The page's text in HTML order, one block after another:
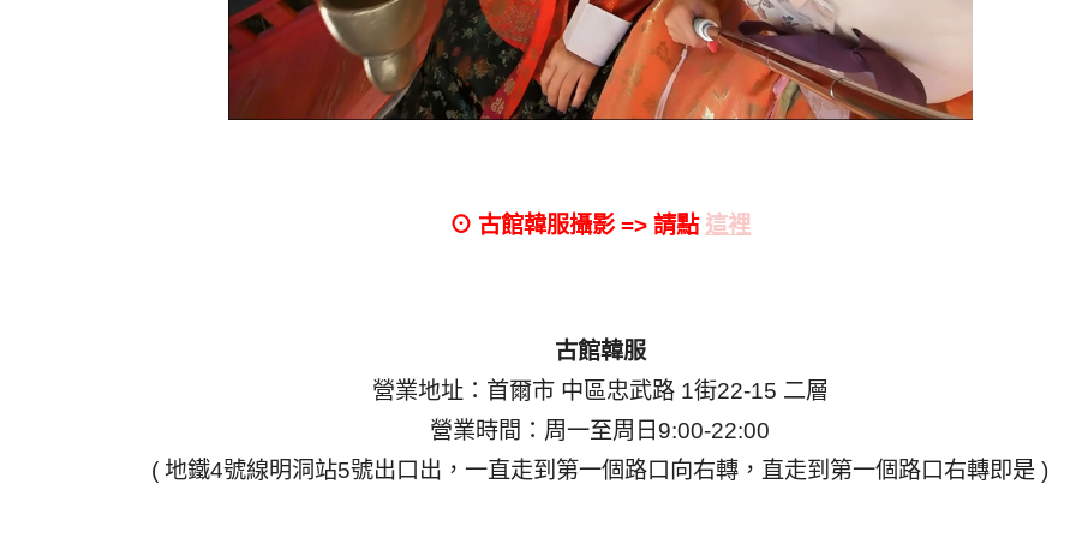
⊙ 古館韓服攝影 => 請點 這裡
古館韓服
營業地址：首爾市 中區忠武路 1街22-15 二層
營業時間：周一至周日9:00-22:00
( 地鐵4號線明洞站5號出口出，一直走到第一個路口向右轉，直走到第一個路口右轉即是 )